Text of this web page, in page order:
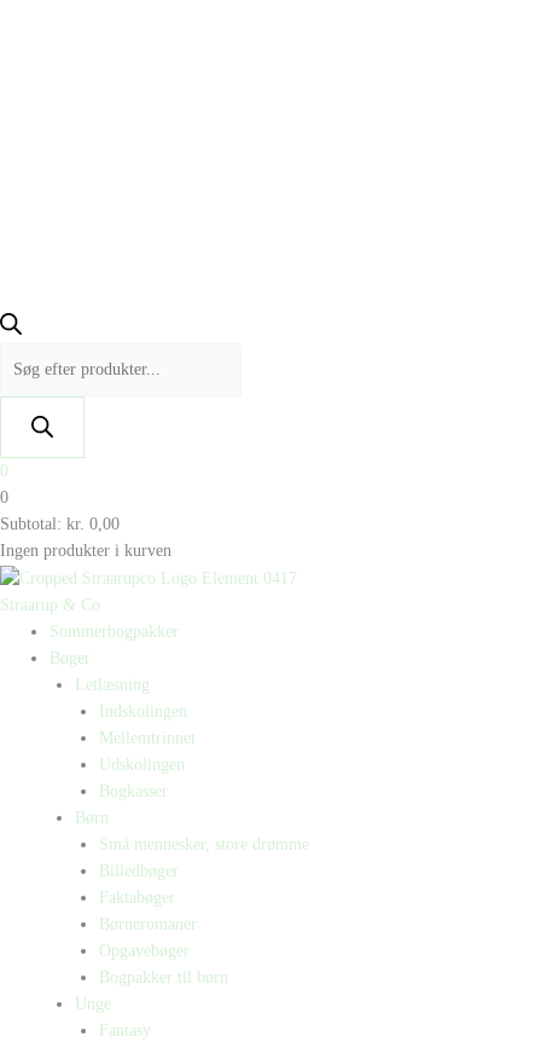
0
0
Subtotal: kr. 0,00
Ingen produkter i kurven
Straarup & Co
Sommerbogpakker
Bøger
Letlæsning
Indskolingen
Mellemtrinnet
Udskolingen
Bogkasser
Børn
Små mennesker, store drømme
Billedbøger
Faktabøger
Børneromaner
Opgavebøger
Bogpakker til børn
Unge
Fantasy